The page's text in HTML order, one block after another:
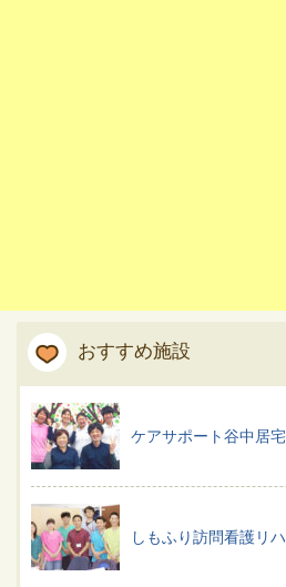
おすすめ施設
ケアサポート谷中居
しもふり訪問看護リ